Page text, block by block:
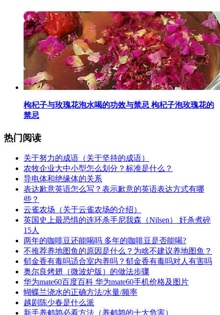
​枸杞子与玫瑰花泡水喝的功效与禁忌 枸杞子泡玫瑰花的
禁忌
热门阅读
​关于努力的成语（关于坚持的成语）
​农牧企业大中小型怎么划分？标准是什么？
​导电体和绝缘体的关系
​表达歉意英语怎么写？表示歉意的英语表达方式有哪
些？
​云雀农场（关于云雀农场的介绍）
​英国史上最恐惧的连环杀手尼我森（Nilsen） 奸杀煮碎
15人
​两年的咖啡豆还能喝吗 多年的咖啡豆是否能喝?
​不推荐养地图鱼的原因是什么？为啥不建议养地图鱼？
​郁金香有毒吗适合室内养吗？郁金香有毒吗对人有害吗
​奥尔良烤翅（微波炉版）的做法步骤
​华为mate60百度百科 华为mate60手机价格及图片
​蝴蝶兰浇水的正确方法/水量/频率
​越剧陈少春是什么派
​新手养鹌鹑必看方法（养鹌鹑的十大危害）